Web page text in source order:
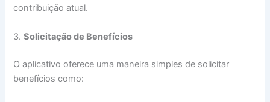
contribuição atual.
3.Solicitação de Benefícios
O aplicativo oferece uma maneira simples de solicitar
benefícios como: